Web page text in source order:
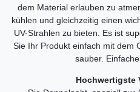
dem Material erlauben zu
kühlen und gleichzeitig einen
UV-Strahlen zu bieten. Es ist
Sie Ihr Produkt einfach mit dem
sauber.
Hochwertigste